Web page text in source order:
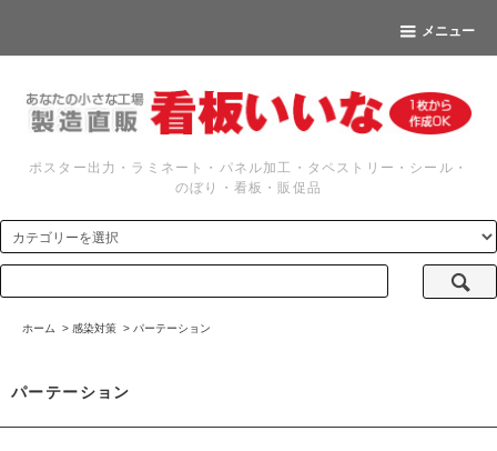
メニュー
ポスター出力・ラミネート・パネル加工・タペストリー・シール・
のぼり・看板・販促品
ホーム > 感染対策 > パーテーション
パーテーション